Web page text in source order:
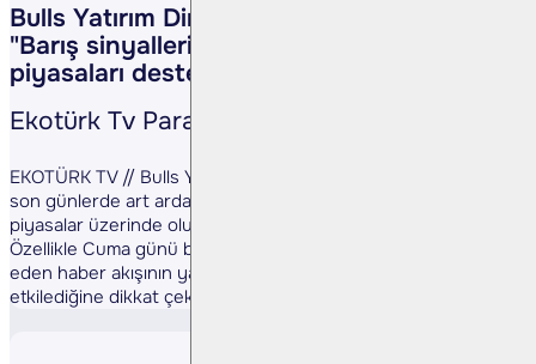
Bulls Yatırım Direktörü Evren Çakarer:
"Barış sinyalleri ve jeopolitik gelişmeler
piyasaları destekliyor"
Ekotürk Tv Paratoner Programı
EKOTÜRK TV // Bulls Yatırım Satış Direktörü Evren Çakarer,
son günlerde art arda gelen barışa yönelik açıklamaların
piyasalar üzerinde olumlu bir hava yarattığını belirtti.
Özellikle Cuma günü başlayan ve hafta sonunda da devam
eden haber akışının yatırımcı algısını pozitif yönde
etkilediğine dikkat çeken Çakarer, ...